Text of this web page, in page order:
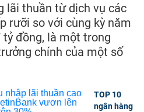
lãi thuần từ dịch vụ các
rưỡi so với cùng kỳ năm
đồng, là một trong
chính của một số
TOP 10
ngân hàng